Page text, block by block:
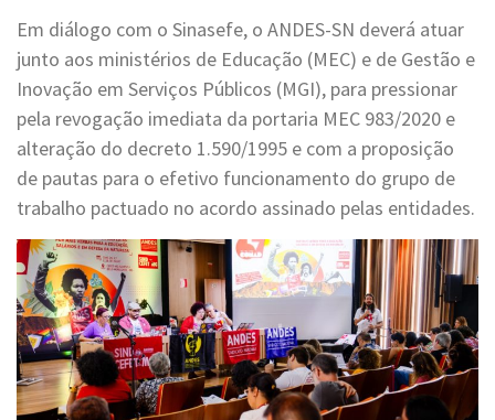
Em diálogo com o Sinasefe, o ANDES-SN deverá atuar
junto aos ministérios de Educação (MEC) e de Gestão e
Inovação em Serviços Públicos (MGI), para pressionar
pela revogação imediata da portaria MEC 983/2020 e
alteração do decreto 1.590/1995 e com a proposição
de pautas para o efetivo funcionamento do grupo de
trabalho pactuado no acordo assinado pelas entidades.